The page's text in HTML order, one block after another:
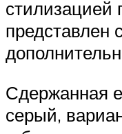
стилизацией
представлен
Сдержанная
серый,